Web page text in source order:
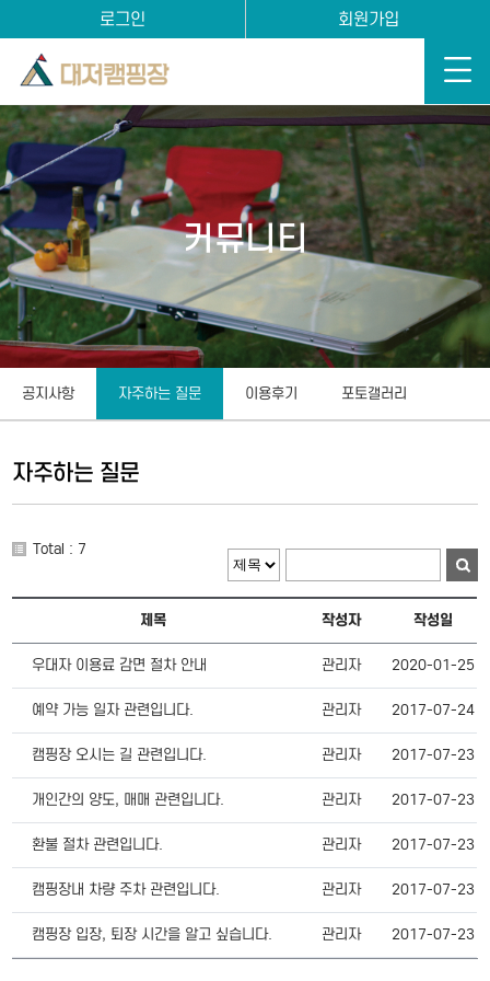
로그인 회원가입
커뮤니티
공지사항 자주하는 질문 이용후기 포토갤러리
자주하는 질문
Total : 7
제목 작성자 작성일
우대자 이용료 감면 절차 안내 관리자 2020-01-25
예약 가능 일자 관련입니다. 관리자 2017-07-24
캠핑장 오시는 길 관련입니다. 관리자 2017-07-23
개인간의 양도, 매매 관련입니다. 관리자 2017-07-23
환불 절차 관련입니다. 관리자 2017-07-23
캠핑장내 차량 주차 관련입니다. 관리자 2017-07-23
캠핑장 입장, 퇴장 시간을 알고 싶습니다. 관리자 2017-07-23